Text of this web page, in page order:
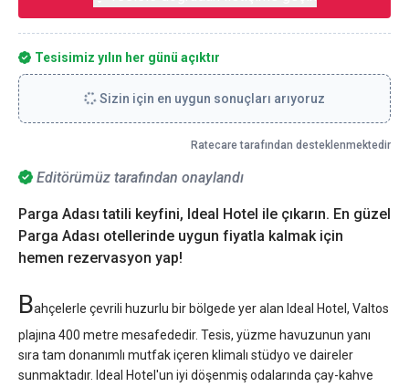
Editörümüz tarafından onaylandı
Parga Adası tatili keyfini, Ideal Hotel ile çıkarın. En güzel
Parga Adası otellerinde uygun fiyatla kalmak için
hemen rezervasyon yap!
Bahçelerle çevrili huzurlu bir bölgede yer alan Ideal Hotel, Valtos
plajına 400 metre mesafededir. Tesis, yüzme havuzunun yanı
sıra tam donanımlı mutfak içeren klimalı stüdyo ve daireler
sunmaktadır. Ideal Hotel'un iyi döşenmiş odalarında çay-kahve
Tesisimiz yılın her günü açıktır
Sizin için en uygun sonuçları arıyoruz
Ratecare tarafından desteklenmektedir